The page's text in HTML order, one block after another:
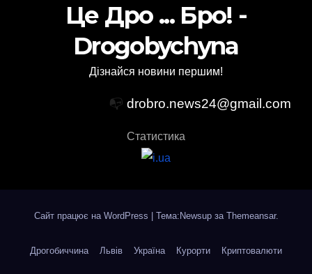
Це Дро ... Бро! -
Drogobychyna
Дізнайся новини першим!
📭 drobro.news24@gmail.com
Статистика
Сайт працює на WordPress Тема:Newsup за Themeansar.
Дрогобиччина Львів Україна Курорти Криптовалюти